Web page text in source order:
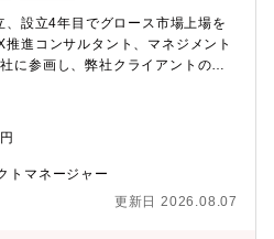
ジネスを展開しております。
、設立4年目でグロース市場上場を
進コンサルタント、マネジメント
に参画し、弊社クライアントの潜
だき、スマートファクトリー化な
ただきます。【職務詳細】① 開発・
ジェクトから参画予定 ・アルゴ
バイス実装 ・クラウドデプロイ②
在的課題及び顕在的課題の具体
トマネージャー
更新日 2026.08.07